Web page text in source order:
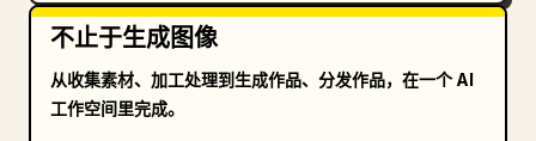
不止于生成图像
从收集素材、加工处理到生成作品、分发作品，在一个 AI
工作空间里完成。